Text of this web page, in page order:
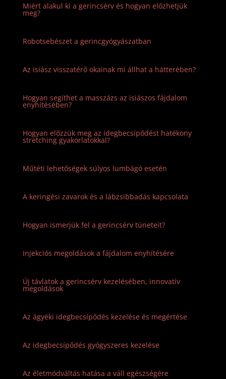
Miért alakul ki a gerincsérv és hogyan előzhetjük
meg?
Robotsebészet a gerincgyógyászatban
Az isiász visszatérő okainak mi állhat a hátterében?
Hogyan segíthet a masszázs az isiászos fájdalom
enyhítésében?
Hogyan előzzük meg az idegbecsípődést hatékony
stretching gyakorlatokkal?
Műtéti lehetőségek súlyos lumbágó esetén
A keringési zavarok és a lábzsibbadás kapcsolata
Hogyan ismerjük fel a gerincsérv tüneteit?
Injekciós megoldások a fájdalom enyhítésére
Új távlatok a gerincsérv kezelésében, innovatív
megoldások
Az ágyéki idegbecsípődés kezelése és megértése
Az idegbecsípődés gyógyszeres kezelése
Az életmódváltás hatása a váll egészségére